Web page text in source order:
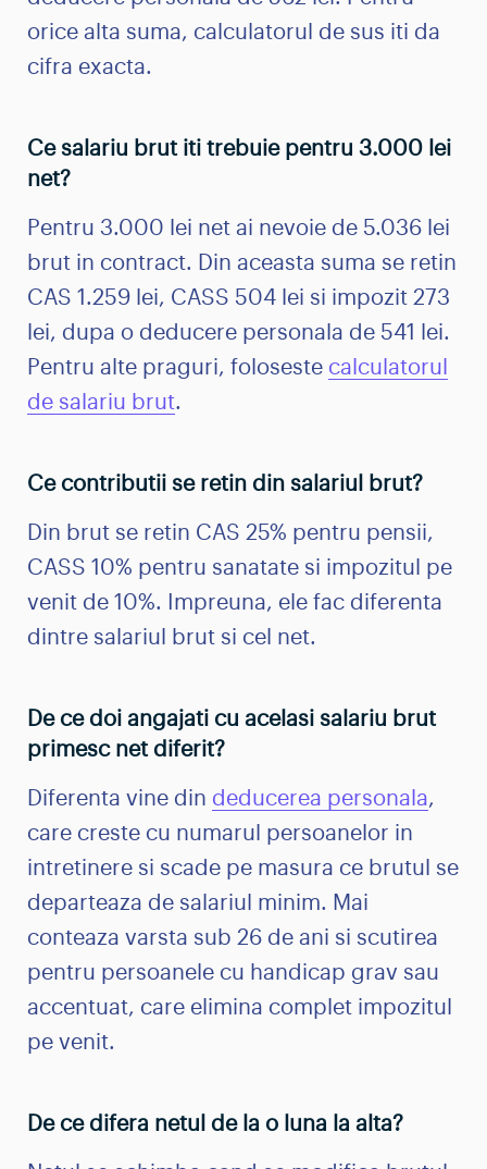
orice alta suma, calculatorul de sus iti da
cifra exacta.
Ce salariu brut iti trebuie pentru 3.000 lei
net?
Pentru 3.000 lei net ai nevoie de 5.036 lei
brut in contract. Din aceasta suma se retin
CAS 1.259 lei, CASS 504 lei si impozit 273
lei, dupa o deducere personala de 541 lei.
Pentru alte praguri, foloseste calculatorul
de salariu brut.
Ce contributii se retin din salariul brut?
Din brut se retin CAS 25% pentru pensii,
CASS 10% pentru sanatate si impozitul pe
venit de 10%. Impreuna, ele fac diferenta
dintre salariul brut si cel net.
De ce doi angajati cu acelasi salariu brut
primesc net diferit?
Diferenta vine din deducerea personala,
care creste cu numarul persoanelor in
intretinere si scade pe masura ce brutul se
departeaza de salariul minim. Mai
conteaza varsta sub 26 de ani si scutirea
pentru persoanele cu handicap grav sau
accentuat, care elimina complet impozitul
pe venit.
De ce difera netul de la o luna la alta?